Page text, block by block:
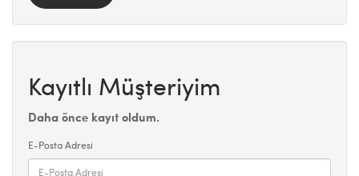
Kayıtlı Müşteriyim
Daha önce kayıt oldum.
E-Posta Adresi